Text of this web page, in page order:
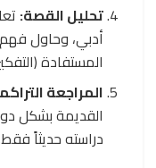
تحليل القصة:
أدبي، وحاول
المستفادة
المراجعة
القديمة بشكل
دراسته حديثاً